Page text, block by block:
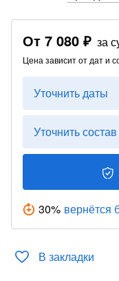
От 7 080 ₽ за
Цена зависит от дат и
Уточнить даты
Уточнить состав
30% вернётся
В закладки